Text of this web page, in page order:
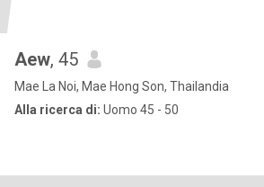
Aew, 45
Mae La Noi, Mae Hong Son, Thailandia
Alla ricerca di: Uomo 45 - 50